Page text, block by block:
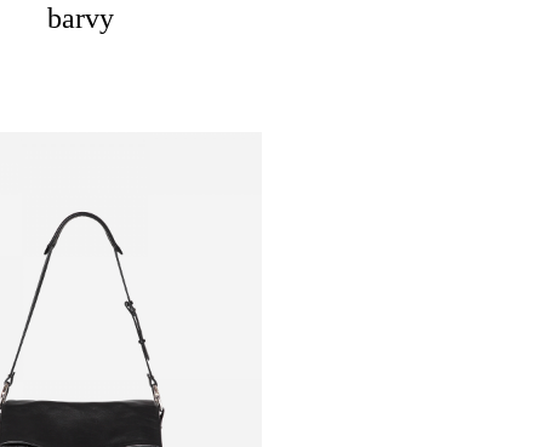
barvy